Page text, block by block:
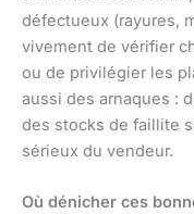
défectueux (rayures,
vivement de vérifier
ou de privilégier les
aussi des arnaques :
des stocks de faillite
sérieux du vendeur.
Où dénicher ces